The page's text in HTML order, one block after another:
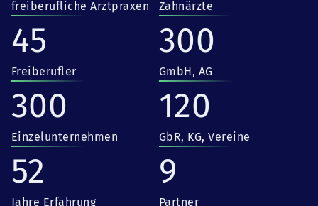
freiberufliche Arztpraxen Zahnärzte
45
Freiberufler
300
GmbH, AG
300
Einzelunternehmen
120
GbR, KG, Vereine
52
Jahre Erfahrung
9
Partner